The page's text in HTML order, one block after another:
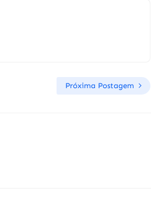
Próxima Postagem